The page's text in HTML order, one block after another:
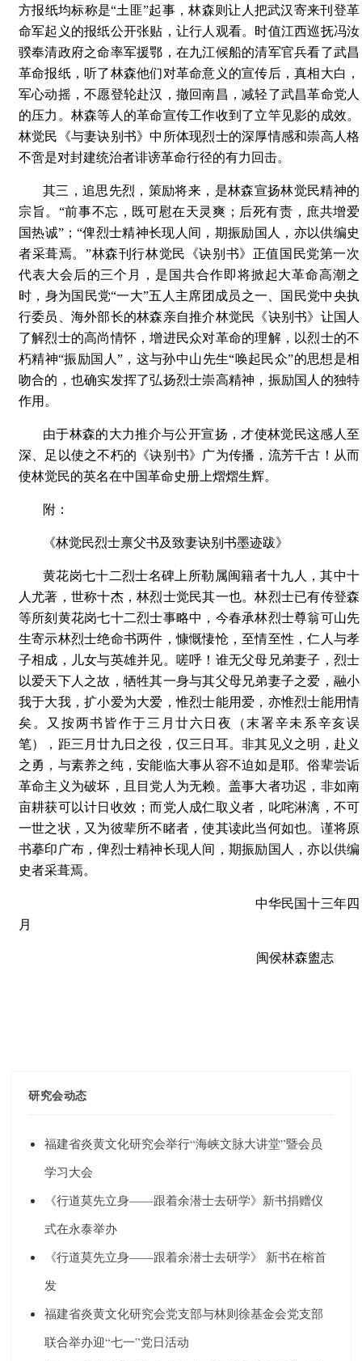
方报纸均标称是“土匪”起事，林森则让人把武汉寄来刊登革
命军起义的报纸公开张贴，让行人观看。时值江西巡抚冯汝
骙奉清政府之命率军援鄂，在九江候船的清军官兵看了武昌
革命报纸，听了林森他们对革命意义的宣传后，真相大白，
军心动摇，不愿登轮赴汉，撤回南昌，减轻了武昌革命党人
的压力。林森等人的革命宣传工作收到了立竿见影的成效。
林觉民《与妻诀别书》中所体现烈士的深厚情感和崇高人格
不啻是对封建统治者诽谤革命行径的有力回击。
其三，追思先烈，策励将来，是林森宣扬林觉民精神的
宗旨。“前事不忘，既可慰在天灵爽；后死有责，庶共增爱
国热诚”；“俾烈士精神长现人间，期振励国人，亦以供编史
者采葺焉。”林森刊行林觉民《诀别书》正值国民党第一次
代表大会后的三个月，是国共合作即将掀起大革命高潮之
时，身为国民党“一大”五人主席团成员之一、国民党中央执
行委员、海外部长的林森亲自推介林觉民《诀别书》让国人
了解烈士的高尚情怀，增进民众对革命的理解，以烈士的不
朽精神“振励国人”，这与孙中山先生“唤起民众”的思想是相
吻合的，也确实发挥了弘扬烈士崇高精神，振励国人的独特
作用。
由于林森的大力推介与公开宣扬，才使林觉民这感人至
深、足以使之不朽的《诀别书》广为传播，流芳千古！从而
使林觉民的英名在中国革命史册上熠熠生辉。
附：
《林觉民烈士禀父书及致妻诀别书墨迹跋》
黄花岗七十二烈士名碑上所勒属闽籍者十九人，其中十
人尤著，世称十杰，林烈士觉民其一也。林烈士已有传登森
等所刻黄花岗七十二烈士事略中，今春承林烈士尊翁可山先
生寄示林烈士绝命书两件，慷慨悽怆，至情至性，仁人与孝
子相成，儿女与英雄并见。嗟呼！谁无父母兄弟妻子，烈士
以爱天下人之故，牺牲其一身与其父母兄弟妻子之爱，融小
我于大我，扩小爱为大爱，惟烈士能用爱，亦惟烈士能用情
矣。又按两书皆作于三月廿六日夜（末署辛未系辛亥误
笔），距三月廿九日之役，仅三日耳。非其见义之明，赴义
之勇，与素养之纯，安能临大事从容不迫如是耶。俗辈尝诟
革命主义为破坏，且目党人为无赖。盖事大者功迟，非如南
亩耕获可以计日收效；而党人成仁取义者，叱咤淋漓，不可
一世之状，又为彼辈所不睹者，使其读此当何如也。谨将原
书摹印广布，俾烈士精神长现人间，期振励国人，亦以供编
史者采葺焉。
中华民国十三年四
月
闽侯林森盥志
研究会动态
福建省炎黄文化研究会举行“海峡文脉大讲堂”暨会员
学习大会
《行道莫先立身——跟着余潜士去研学》新书捐赠仪
式在永泰举办
《行道莫先立身——跟着余潜士去研学》 新书在榕首
发
福建省炎黄文化研究会党支部与林则徐基金会党支部
联合举办迎“七一”党日活动